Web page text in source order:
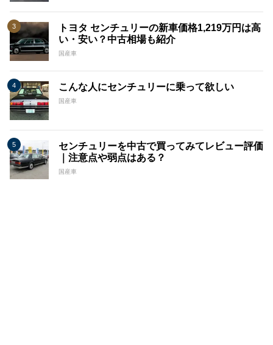
トヨタ センチュリーの新車価格1,219万円は高
い・安い？中古相場も紹介
国産車
こんな人にセンチュリーに乗って欲しい
国産車
センチュリーを中古で買ってみてレビュー評価
｜注意点や弱点はある？
国産車